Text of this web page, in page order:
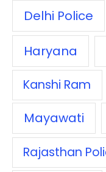
Delhi Police
Haryana
Kanshi Ram
Mayawati
Rajasthan